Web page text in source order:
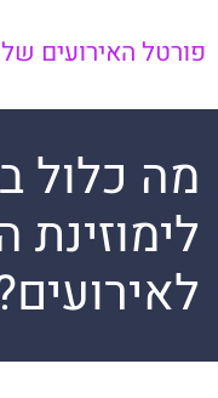
פורטל האירועים
מה כלול